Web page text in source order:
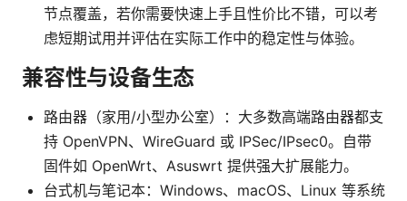
节点覆盖，若你需要快速上手且性价比不错，可以考
虑短期试用并评估在实际工作中的稳定性与体验。
兼容性与设备生态
路由器（家用/小型办公室）：大多数高端路由器都支
持 OpenVPN、WireGuard 或 IPSec/IPsec0。自带
固件如 OpenWrt、Asuswrt 提供强大扩展能力。
台式机与笔记本：Windows、macOS、Linux 等系统